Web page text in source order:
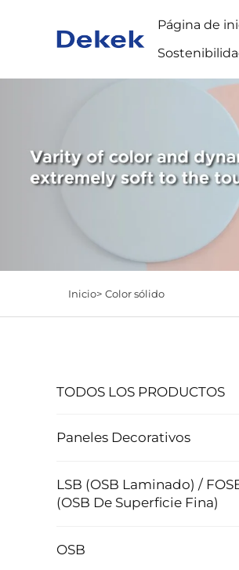
Página de
Inicio> Color sólido
TODOS LOS PRODUCTOS
Paneles Decorativos
LSB (OSB Laminado) /
(OSB De Superficie Fina)
OSB